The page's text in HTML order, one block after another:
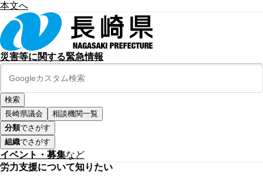
本文へ
災害等に関する緊急情報
長崎県議会
相談機関一覧
分類でさがす
組織でさがす
イベント・募集など
労力支援について知りたい